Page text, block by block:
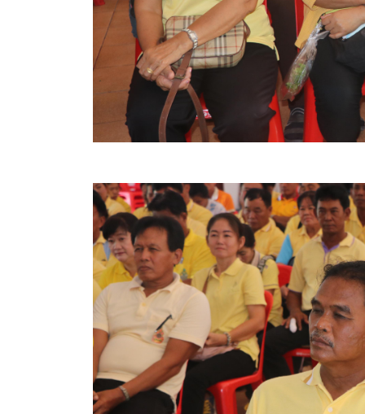
การเสริมสร้างคุณธรรมจริยธรรม
ITA : การประเมินคุณธรรมและความโปร่งใสในการ
การจัดการความรู้ (KM)
มาตรฐานการปฏิบัติงาน
แผนพัฒนาท้องถิ่น ของอบจ.สุพรรณบุรี
ข้อบัญญัติงบประมาณรายจ่ายประจำปี ของ อบจ.สุ
ข้อบัญญัติอื่นๆ ของ อบจ.สุพรรณบุรี
รายงานการประชุมสภา อบจ.สุพรรณบุรี